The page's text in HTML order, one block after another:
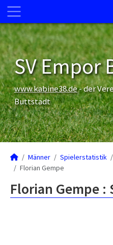
SV Empor
www.kabine38.de- der
Buttstädt
Männer Spielerstatistik
Florian Gempe
Florian Gempe :